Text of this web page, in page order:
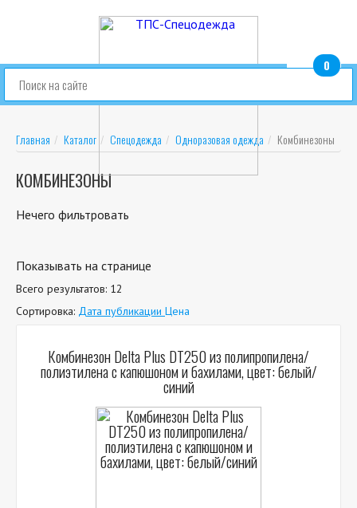
0
шт.
Главная Каталог Спецодежда Одноразовая одежда Комбинезоны
КОМБИНЕЗОНЫ
Нечего фильтровать
Показывать на странице
Всего результатов: 12
Сортировка: Дата публикации Цена
Комбинезон Delta Plus DT250 из полипропилена/
полиэтилена с капюшоном и бахилами, цвет: белый/
синий